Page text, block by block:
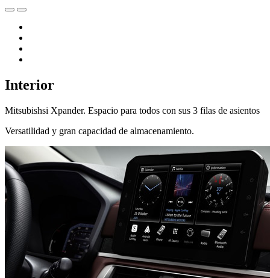
Interior
Mitsubishsi Xpander. Espacio para todos con sus 3 filas de asientos
Versatilidad y gran capacidad de almacenamiento.